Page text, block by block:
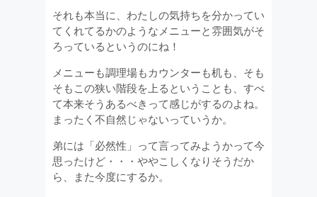
それも本当に、わたしの気持ちを分かってい
てくれてるかのようなメニューと雰囲気がそ
ろっているというのにね！
メニューも調理場もカウンターも机も、そも
そもこの狭い階段を上るということも、すべ
て本来そうあるべきって感じがするのよね。
まったく不自然じゃないっていうか。
弟には「必然性」って言ってみようかって今
思ったけど・・・ややこしくなりそうだか
ら、また今度にするか。